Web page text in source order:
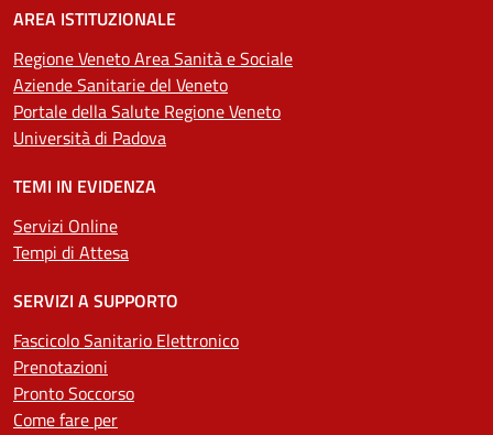
AREA ISTITUZIONALE
Regione Veneto Area Sanità e Sociale
Aziende Sanitarie del Veneto
Portale della Salute Regione Veneto
Università di Padova
TEMI IN EVIDENZA
Servizi Online
Tempi di Attesa
SERVIZI A SUPPORTO
Fascicolo Sanitario Elettronico
Prenotazioni
Pronto Soccorso
Come fare per